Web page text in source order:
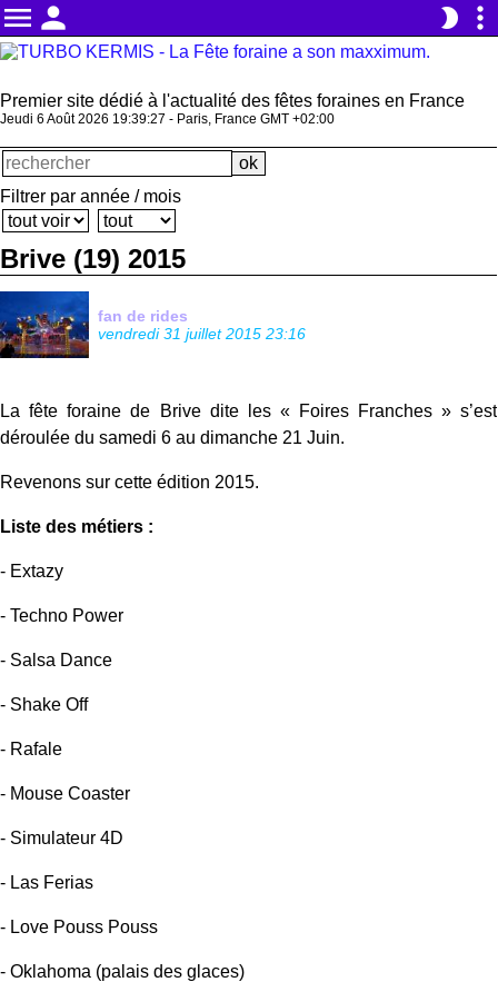
menu person brightness_2 more_vert
Premier site dédié à l'actualité des fêtes foraines en France
Jeudi 6 Août 2026 19:39:28 - Paris, France GMT +02:00
Filtrer par année / mois
Brive (19) 2015
fan de rides
vendredi 31 juillet 2015 23:16
La fête foraine de Brive dite les « Foires Franches » s’est
déroulée du samedi 6 au dimanche 21 Juin.
Revenons sur cette édition 2015.
Liste des métiers :
- Extazy
- Techno Power
- Salsa Dance
- Shake Off
- Rafale
- Mouse Coaster
- Simulateur 4D
- Las Ferias
- Love Pouss Pouss
- Oklahoma (palais des glaces)